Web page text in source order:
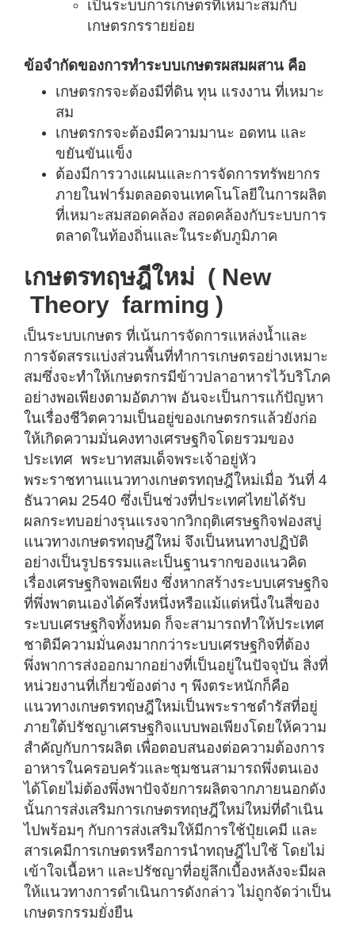
เป็นระบบการเกษตรที่เหมาะสมกับ
เกษตรกรรายย่อย
ข้อจำกัดของการทำระบบเกษตรผสมผสาน คือ
เกษตรกรจะต้องมีที่ดิน ทุน แรงงาน ที่เหมาะ
สม
เกษตรกรจะต้องมีความมานะ อดทน และ
ขยันขันแข็ง
ต้องมีการวางแผนและการจัดการทรัพยากร
ภายในฟาร์มตลอดจนเทคโนโลยีในการผลิต
ที่เหมาะสมสอดคล้อง สอดคล้องกับระบบการ
ตลาดในท้องถิ่นและในระดับภูมิภาค
เกษตรทฤษฎีใหม่ ( New
Theory farming )
เป็นระบบเกษตร ที่เน้นการจัดการแหล่งน้ำและ
การจัดสรรแบ่งส่วนพื้นที่ทำการเกษตรอย่างเหมาะ
สมซึ่งจะทำให้เกษตรกรมีข้าวปลาอาหารไว้บริโภค
อย่างพอเพียงตามอัตภาพ อันจะเป็นการแก้ปัญหา
ในเรื่องชีวิตความเป็นอยู่ของเกษตรกรแล้วยังก่อ
ให้เกิดความมั่นคงทางเศรษฐกิจโดยรวมของ
ประเทศ พระบาทสมเด็จพระเจ้าอยู่หัว
พระราชทานแนวทางเกษตรทฤษฎีใหม่เมื่อ วันที่ 4
ธันวาคม 2540 ซึ่งเป็นช่วงที่ประเทศไทยได้รับ
ผลกระทบอย่างรุนแรงจากวิกฤติเศรษฐกิจฟองสบู่
แนวทางเกษตรทฤษฎีใหม่ จึงเป็นหนทางปฏิบัติ
อย่างเป็นรูปธรรมและเป็นฐานรากของแนวคิด
เรื่องเศรษฐกิจพอเพียง ซึ่งหากสร้างระบบเศรษฐกิจ
ที่พึ่งพาตนเองได้ครึ่งหนึ่งหรือแม้แต่หนึ่งในสี่ของ
ระบบเศรษฐกิจทั้งหมด ก็จะสามารถทำให้ประเทศ
ชาติมีความมั่นคงมากกว่าระบบเศรษฐกิจที่ต้อง
พึ่งพาการส่งออกมากอย่างที่เป็นอยู่ในปัจจุบัน สิ่งที่
หน่วยงานที่เกี่ยวข้องต่าง ๆ พึงตระหนักก็คือ
แนวทางเกษตรทฤษฎีใหม่เป็นพระราชดำรัสที่อยู่
ภายใต้ปรัชญาเศรษฐกิจแบบพอเพียงโดยให้ความ
สำคัญกับการผลิต เพื่อตอบสนองต่อความต้องการ
อาหารในครอบครัวและชุมชนสามารถพึ่งตนเอง
ได้โดยไม่ต้องพึ่งพาปัจจัยการผลิตจากภายนอกดัง
นั้นการส่งเสริมการเกษตรทฤษฎีใหม่ใหม่ที่ดำเนิน
ไปพร้อมๆ กับการส่งเสริมให้มีการใช้ปุ๋ยเคมี และ
สารเคมีการเกษตรหรือการนำทฤษฎีไปใช้ โดยไม่
เข้าใจเนื้อหา และปรัชญาที่อยู่ลึกเบื้องหลังจะมีผล
ให้แนวทางการดำเนินการดังกล่าว ไม่ถูกจัดว่าเป็น
เกษตรกรรมยั่งยืน